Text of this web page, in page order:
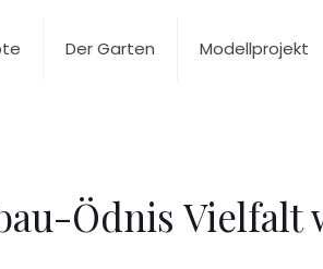
Der Garten Modellprojekt
Ödnis Vielfalt